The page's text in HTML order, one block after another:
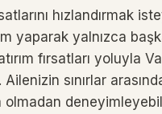
hızlandırmak
yaparak yalnızca
fırsatları yoluyla
Ailenizin sınırlar
olmadan